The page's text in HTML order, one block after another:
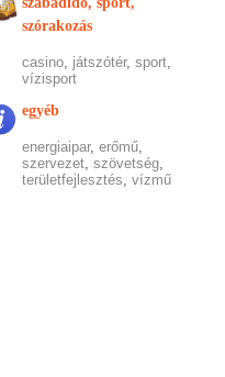
szórakozás
casino, játszótér,sport,
vízisport
egyéb
energiaipar,erőmű,
szervezet,szövetség,
területfejlesztés,vízmű